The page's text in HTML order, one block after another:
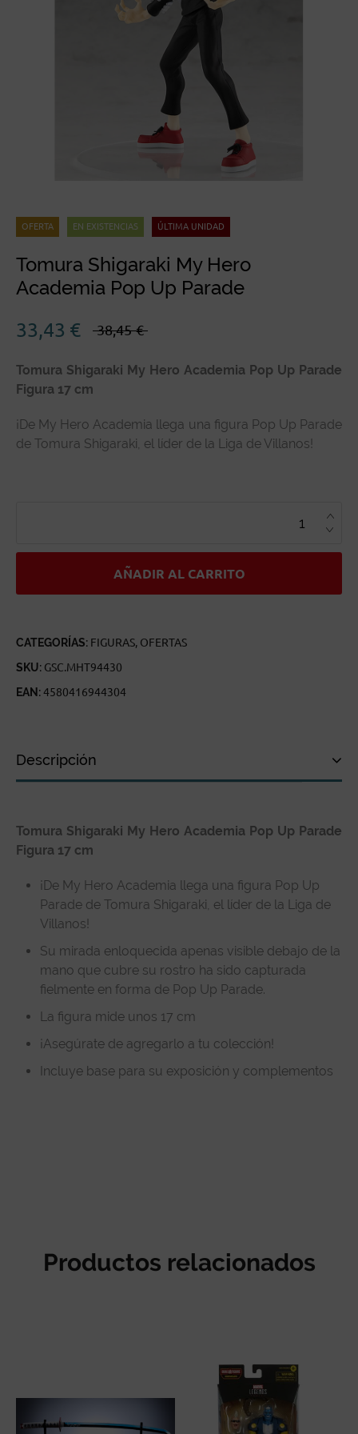
OFERTA EN EXISTENCIAS ÚLTIMA UNIDAD
Tomura Shigaraki My Hero
Academia Pop Up Parade
38,45 €
El
precio
era:
33,43 €
El
precio
es:
Tomura Shigaraki My Hero Academia Pop Up Parade
Figura 17 cm
¡De My Hero Academia llega una figura Pop Up Parade
de Tomura Shigaraki, el líder de la Liga de Villanos!
POP
AÑADIR AL CARRITO
CATEGORÍAS: FIGURAS, OFERTAS
SKU: GSC.MHT94430
EAN:4580416944304
Descripción
Especificaciones técnicas
Tomura Shigaraki My Hero Academia Pop Up Parade
Figura 17 cm
¡De My Hero Academia llega una figura Pop Up
Parade de Tomura Shigaraki, el líder de la Liga de
Villanos!
Su mirada enloquecida apenas visible debajo de la
mano que cubre su rostro ha sido capturada
fielmente en forma de Pop Up Parade.
La figura mide unos 17 cm
¡Asegúrate de agregarlo a tu colección!
Incluye base para su exposición y complementos
Productos relacionados